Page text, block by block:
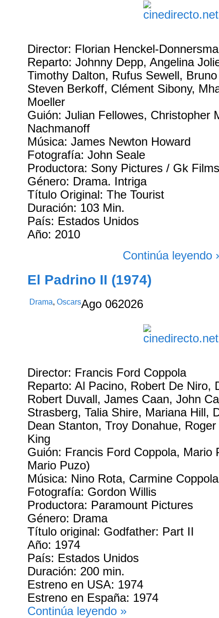
Director: Florian Henckel-
Reparto: Johnny Depp, Angelina
Timothy Dalton, Rufus Sewell,
Steven Berkoff, Clément Sibony,
Moeller
Guión: Julian Fellowes, Christopher
Nachmanoff
Música: James Newton Howard
Fotografía: John Seale
Productora: Sony Pictures / Gk
Género: Drama. Intriga
Título Original: The Tourist
Duración: 103 Min.
País: Estados Unidos
Año: 2010
Continúa leyendo
El Padrino II (1974)
Drama,OscarsAgo 062026
Director: Francis Ford Coppola
Reparto: Al Pacino, Robert De Niro,
Robert Duvall, James Caan, John
Strasberg, Talia Shire, Mariana Hill,
Dean Stanton, Troy Donahue,
King
Guión: Francis Ford Coppola, Mario
Mario Puzo)
Música: Nino Rota, Carmine Coppola
Fotografía: Gordon Willis
Productora: Paramount Pictures
Género: Drama
Título original: Godfather: Part II
Año: 1974
País: Estados Unidos
Duración: 200 min.
Estreno en USA: 1974
Estreno en España: 1974
Continúa leyendo »